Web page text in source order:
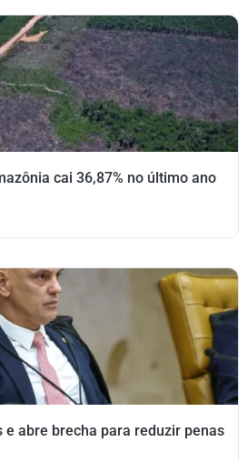
cai 36,87% no último ano
e abre brecha para reduzir penas